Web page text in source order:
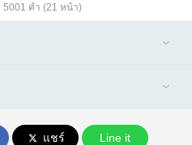
5001 คำ (21 หน้า)
แชร์ Line it